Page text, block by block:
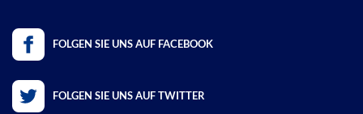
FOLGEN SIE UNS AUF FACEBOOK
FOLGEN SIE UNS AUF TWITTER